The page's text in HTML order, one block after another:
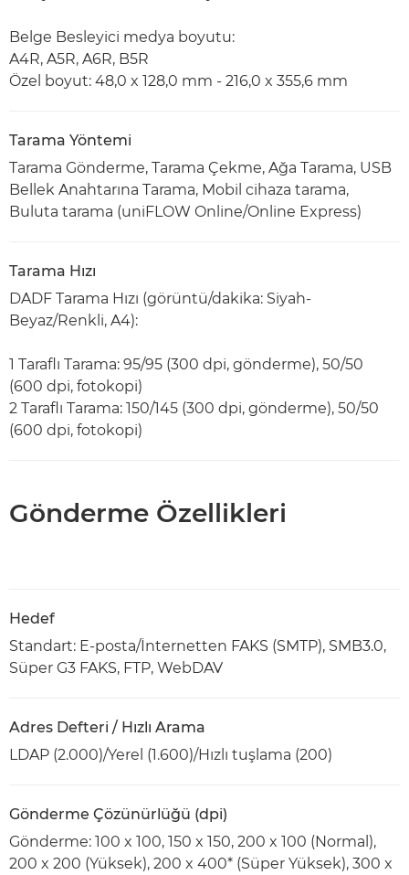
Belge Besleyici medya boyutu:
A4R, A5R, A6R, B5R
Özel boyut: 48,0 x 128,0 mm - 216,0 x 355,6 mm
Tarama Yöntemi
Tarama Gönderme, Tarama Çekme, Ağa Tarama, USB
Bellek Anahtarına Tarama, Mobil cihaza tarama,
Buluta tarama (uniFLOW Online/Online Express)
Tarama Hızı
DADF Tarama Hızı (görüntü/dakika: Siyah-
Beyaz/Renkli, A4):
1 Taraflı Tarama: 95/95 (300 dpi, gönderme), 50/50
(600 dpi, fotokopi)
2 Taraflı Tarama: 150/145 (300 dpi, gönderme), 50/50
(600 dpi, fotokopi)
Gönderme Özellikleri
Hedef
Standart: E-posta/İnternetten FAKS (SMTP), SMB3.0,
Süper G3 FAKS, FTP, WebDAV
Adres Defteri / Hızlı Arama
LDAP (2.000)/Yerel (1.600)/Hızlı tuşlama (200)
Gönderme Çözünürlüğü (dpi)
Gönderme: 100 x 100, 150 x 150, 200 x 100 (Normal),
200 x 200 (Yüksek), 200 x 400* (Süper Yüksek), 300 x